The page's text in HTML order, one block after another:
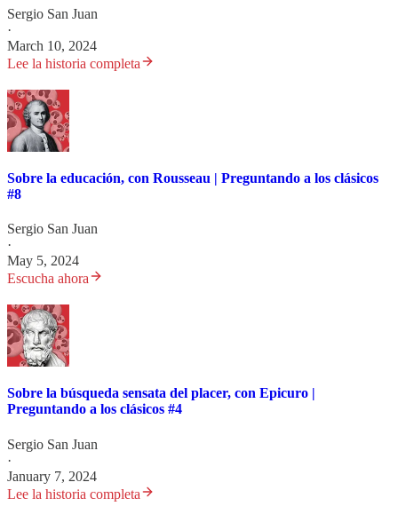
Sergio San Juan
·
March 10, 2024
Lee la historia completa
Sobre la educación, con Rousseau | Preguntando a los clásicos
#8
Sergio San Juan
·
May 5, 2024
Escucha ahora
Sobre la búsqueda sensata del placer, con Epicuro |
Preguntando a los clásicos #4
Sergio San Juan
·
January 7, 2024
Lee la historia completa